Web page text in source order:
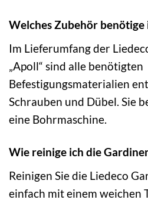
Welches Zubehör
Im Lieferumfang der
„Apoll“ sind alle benötigten
Befestigungsmaterialien
Schrauben und Dübel. Sie
eine Bohrmaschine.
Wie reinige ich die
Reinigen Sie die Liedeco
einfach mit einem weichen